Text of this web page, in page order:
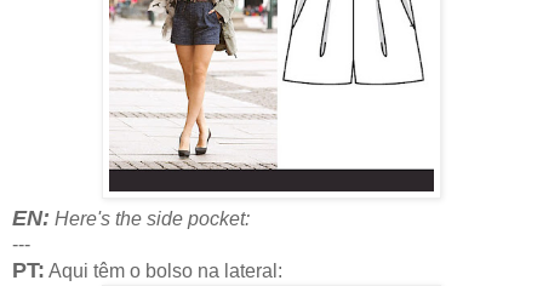
EN: Here's the side pocket:
---
PT: Aqui têm o bolso na lateral: